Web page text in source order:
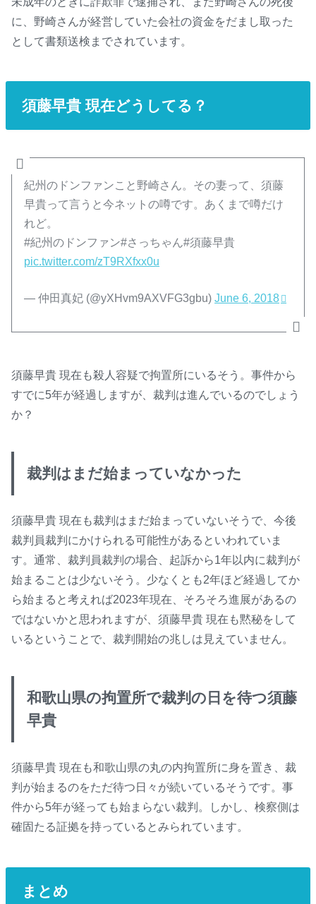
に、野崎さんが経営していた会社の資金をだまし取った
として書類送検までされています。
須藤早貴 現在どうしてる？
紀州のドンファンこと野崎さん。その妻って、須藤
早貴って言うと今ネットの噂です。あくまで噂だけ
れど。
#紀州のドンファン#さっちゃん#須藤早貴
pic.twitter.com/zT9RXfxx0u
— 仲田真妃 (@yXHvm9AXVFG3gbu)June 6, 2018
須藤早貴 現在も殺人容疑で拘置所にいるそう。事件から
すでに5年が経過しますが、裁判は進んでいるのでしょう
か？
裁判はまだ始まっていなかった
須藤早貴 現在も裁判はまだ始まっていないそうで、今後
裁判員裁判にかけられる可能性があるといわれていま
す。通常、裁判員裁判の場合、起訴から1年以内に裁判が
始まることは少ないそう。少なくとも2年ほど経過してか
ら始まると考えれば2023年現在、そろそろ進展があるの
ではないかと思われますが、須藤早貴 現在も黙秘をして
いるということで、裁判開始の兆しは見えていません。
和歌山県の拘置所で裁判の日を待つ須藤
早貴
須藤早貴 現在も和歌山県の丸の内拘置所に身を置き、裁
判が始まるのをただ待つ日々が続いているそうです。事
件から5年が経っても始まらない裁判。しかし、検察側は
確固たる証拠を持っているとみられています。
まとめ